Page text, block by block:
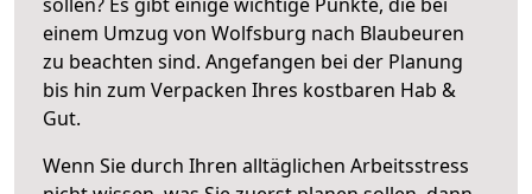
einem Umzug von Wolfsburg nach Blaubeuren
zu beachten sind. Angefangen bei der Planung
bis hin zum Verpacken Ihres kostbaren Hab &
Gut.
Wenn Sie durch Ihren alltäglichen Arbeitsstress